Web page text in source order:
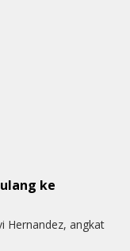
ke
Hernandez, angkat